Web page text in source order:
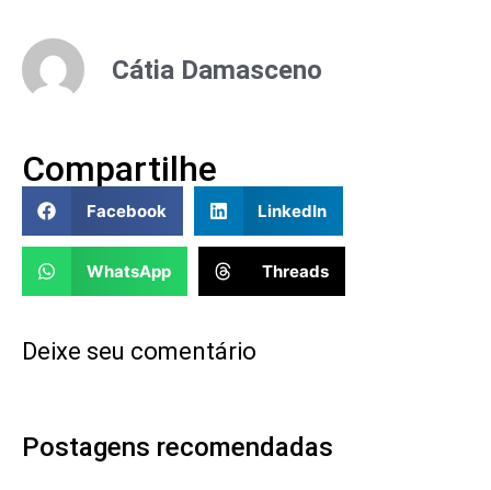
Cátia Damasceno
Compartilhe
Facebook LinkedIn
WhatsApp Threads
Deixe seu comentário
Postagens recomendadas